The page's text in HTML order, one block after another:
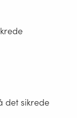
det sikrede